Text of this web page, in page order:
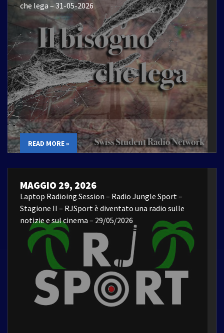
che lega – 31-05-2026
READ MORE »
MAGGIO 29, 2026
Laptop Radioing Session – Radio Jungle Sport –
Stagione II – RJSport è diventato una radio sulle
notizie e sul cinema – 29/05/2026